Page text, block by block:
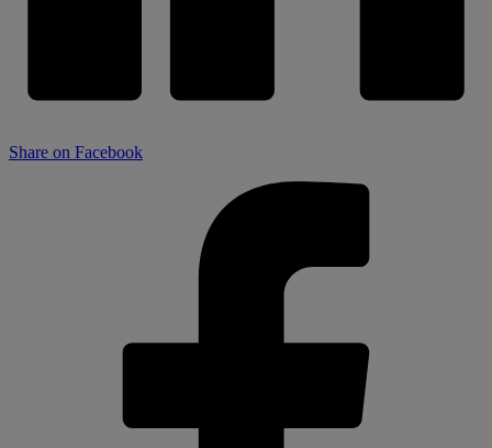
Share on Facebook